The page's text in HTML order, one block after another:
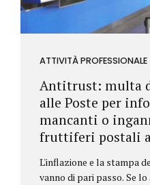
ATTIVITÀ PROFESSIONALE
Antitrust: multa
alle Poste per
mancanti o
fruttiferi postali
L'inflazione e la stampa
vanno di pari passo. Se